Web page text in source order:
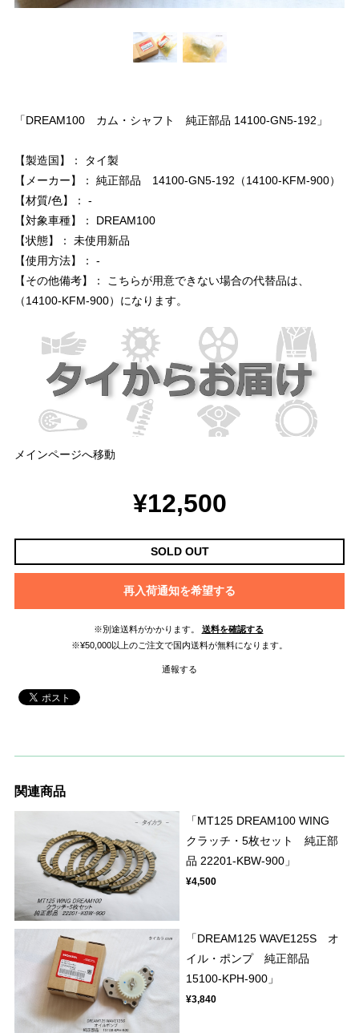
「DREAM100 カム・シャフト 純正部品 14100-GN5-192」
【製造国】： タイ製
【メーカー】： 純正部品 14100-GN5-192（14100-KFM-900）
【材質/色】： -
【対象車種】： DREAM100
【状態】： 未使用新品
【使用方法】： -
【その他備考】： こちらが用意できない場合の代替品は、​
（14100-KFM-900）になります。
メインページへ移動
¥12,500
SOLD OUT
再入荷通知を希望する
※別途送料がかかります。
送料を確認する
※¥50,000以上のご注文で国内送料が無料になります。
通報する
関連商品
「MT125 DREAM100 WING
クラッチ・5枚セット 純正部
品 22201-KBW-900」
¥4,500
「DREAM125 WAVE125S オ
イル・ポンプ 純正部品
15100-KPH-900」
¥3,840